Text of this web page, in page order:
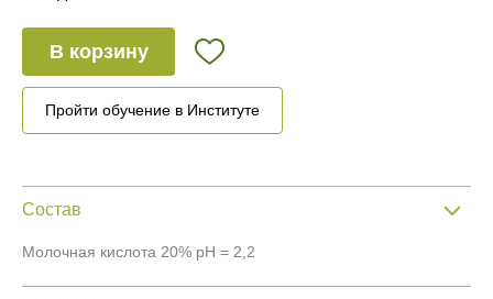
В корзину
Пройти обучение в Институте
Состав
Молочная кислота 20% рН = 2,2